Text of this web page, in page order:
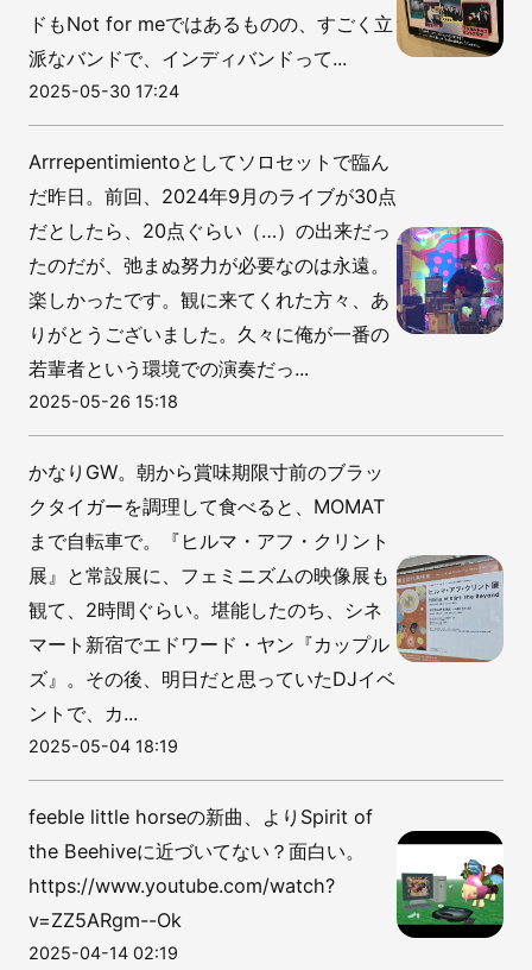
ドもNot for meではあるものの、すごく立
派なバンドで、インディバンドって...
2025-05-30 17:24
Arrrepentimientoとしてソロセットで臨ん
だ昨日。前回、2024年9月のライブが30点
だとしたら、20点ぐらい（…）の出来だっ
たのだが、弛まぬ努力が必要なのは永遠。
楽しかったです。観に来てくれた方々、あ
りがとうございました。久々に俺が一番の
若輩者という環境での演奏だっ...
2025-05-26 15:18
かなりGW。朝から賞味期限寸前のブラッ
クタイガーを調理して食べると、MOMAT
まで自転車で。『ヒルマ・アフ・クリント
展』と常設展に、フェミニズムの映像展も
観て、2時間ぐらい。堪能したのち、シネ
マート新宿でエドワード・ヤン『カップル
ズ』。その後、明日だと思っていたDJイベ
ントで、カ...
2025-05-04 18:19
feeble little horseの新曲、よりSpirit of
the Beehiveに近づいてない？面白い。
https://www.youtube.com/watch?
v=ZZ5ARgm--Ok
2025-04-14 02:19